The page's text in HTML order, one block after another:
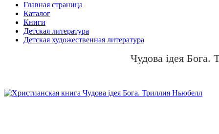
Главная страница
Каталог
Книги
Детская литература
Детская художественная литература
Чудова ідея